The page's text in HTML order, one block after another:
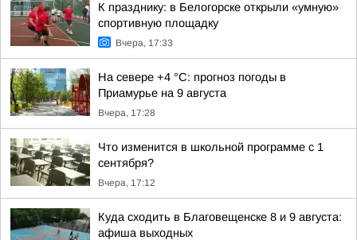
К празднику: в Белогорске открыли «умную»
спортивную площадку
Вчера, 17:33
На севере +4 °С: прогноз погоды в
Приамурье на 9 августа
Вчера, 17:28
Что изменится в школьной программе с 1
сентября?
Вчера, 17:12
Куда сходить в Благовещенске 8 и 9 августа:
афиша выходных